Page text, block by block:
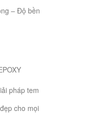
– Độ bền
pháp tem
cho mọi